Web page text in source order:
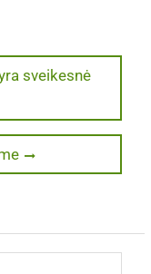
sveikesnė